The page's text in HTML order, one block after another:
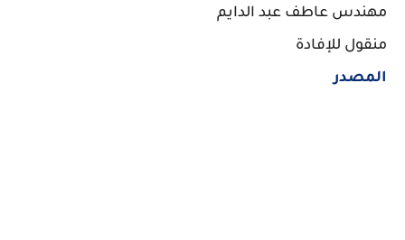
مهندس عاطف عبد الدايم
منقول للإفادة
المصدر